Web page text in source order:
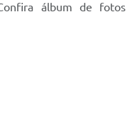
álbum de fotos